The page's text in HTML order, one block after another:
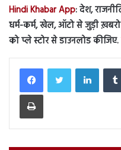
Hindi Khabar App: देश,
धर्म-कर्म, खेल, ऑटो से जुड़ी
को प्ले स्टोर से डाउनलोड कीजिए.
Print